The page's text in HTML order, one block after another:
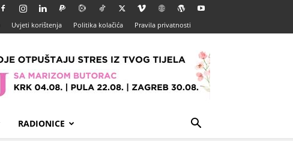
Uvjeti korištenja Politika kolačića Pravila privatnosti
RADIONICE